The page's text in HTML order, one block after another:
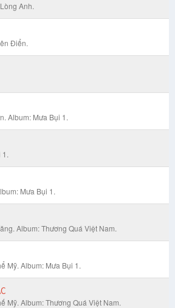
Anh.
Điển.
Album: Mưa Bụi 1.
1.
Mưa Bụi 1.
Album: Thương Quá Việt Nam.
Mỹ. Album: Mưa Bụi 1.
Mỹ. Album: Thương Quá Việt Nam.